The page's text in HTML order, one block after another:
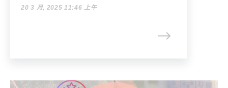
20 3 月, 2025 11:46 上午